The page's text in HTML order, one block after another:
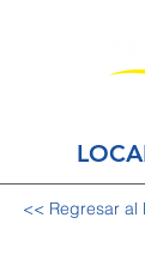
<< Regresar al